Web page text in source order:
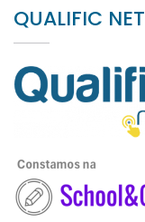
QUALIFIC NET